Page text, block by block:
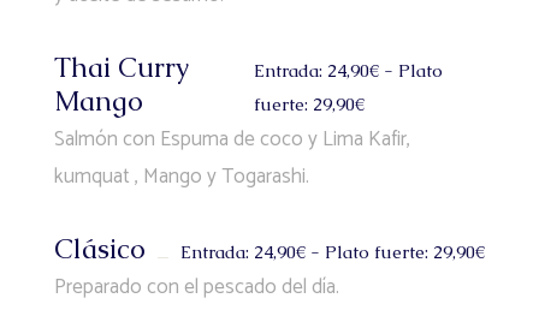
Thai Curry
Mango
Entrada: 24,90€ - Plato
fuerte: 29,90€
Salmón con Espuma de coco y Lima Kafir,
kumquat , Mango y Togarashi.
Clásico Entrada: 24,90€ - Plato fuerte: 29,90€
Preparado con el pescado del día.